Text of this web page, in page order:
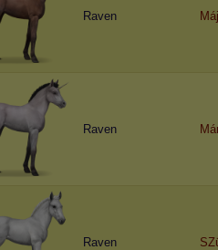
Raven
Raven
Raven